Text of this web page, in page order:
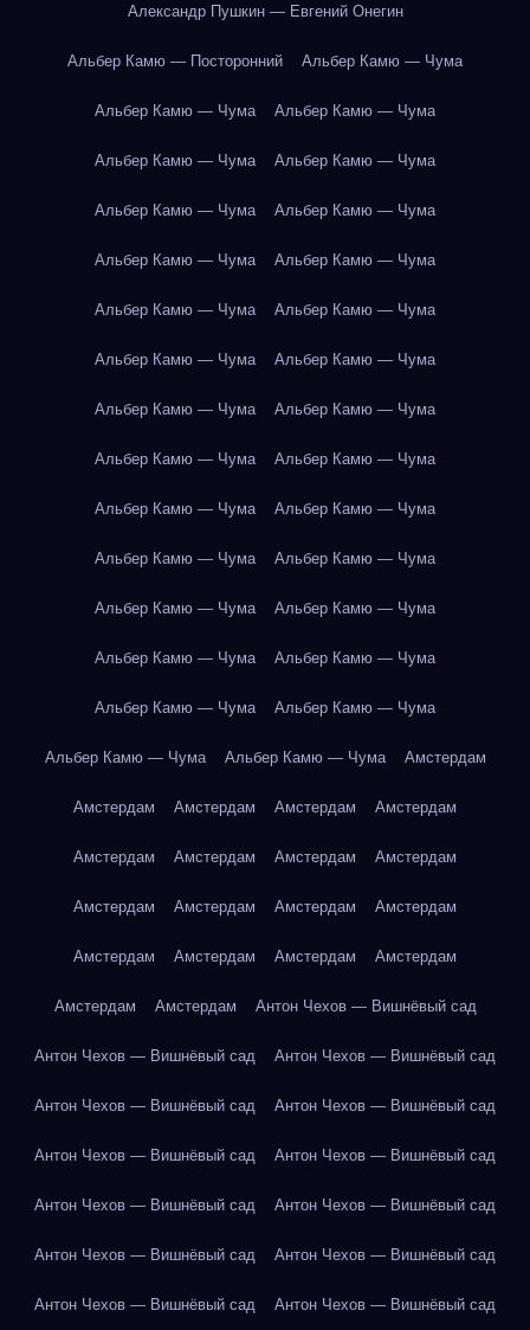
Александр Пушкин — Евгений Онегин
Альбер Камю — Посторонний Альбер Камю — Чума
Альбер Камю — Чума Альбер Камю — Чума
Альбер Камю — Чума Альбер Камю — Чума
Альбер Камю — Чума Альбер Камю — Чума
Альбер Камю — Чума Альбер Камю — Чума
Альбер Камю — Чума Альбер Камю — Чума
Альбер Камю — Чума Альбер Камю — Чума
Альбер Камю — Чума Альбер Камю — Чума
Альбер Камю — Чума Альбер Камю — Чума
Альбер Камю — Чума Альбер Камю — Чума
Альбер Камю — Чума Альбер Камю — Чума
Альбер Камю — Чума Альбер Камю — Чума
Альбер Камю — Чума Альбер Камю — Чума
Альбер Камю — Чума Альбер Камю — Чума
Альбер Камю — Чума Альбер Камю — Чума Амстердам
Амстердам Амстердам Амстердам Амстердам
Амстердам Амстердам Амстердам Амстердам
Амстердам Амстердам Амстердам Амстердам
Амстердам Амстердам Амстердам Амстердам
Амстердам Амстердам Антон Чехов — Вишнёвый сад
Антон Чехов — Вишнёвый сад Антон Чехов — Вишнёвый сад
Антон Чехов — Вишнёвый сад Антон Чехов — Вишнёвый сад
Антон Чехов — Вишнёвый сад Антон Чехов — Вишнёвый сад
Антон Чехов — Вишнёвый сад Антон Чехов — Вишнёвый сад
Антон Чехов — Вишнёвый сад Антон Чехов — Вишнёвый сад
Антон Чехов — Вишнёвый сад Антон Чехов — Вишнёвый сад